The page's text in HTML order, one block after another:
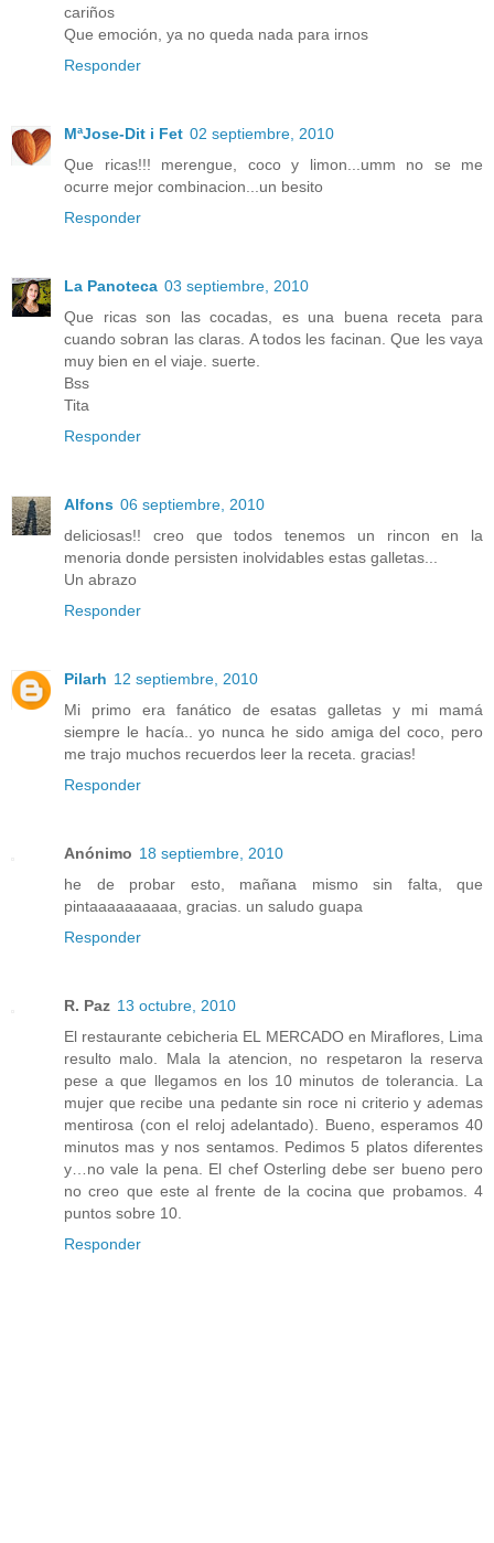
cariños
Que emoción, ya no queda nada para irnos
Responder
MªJose-Dit i Fet 02 septiembre, 2010
Que ricas!!! merengue, coco y limon...umm no se me
ocurre mejor combinacion...un besito
Responder
La Panoteca 03 septiembre, 2010
Que ricas son las cocadas, es una buena receta para
cuando sobran las claras. A todos les facinan. Que les vaya
muy bien en el viaje. suerte.
Bss
Tita
Responder
Alfons 06 septiembre, 2010
deliciosas!! creo que todos tenemos un rincon en la
menoria donde persisten inolvidables estas galletas...
Un abrazo
Responder
Pilarh 12 septiembre, 2010
Mi primo era fanático de esatas galletas y mi mamá
siempre le hacía.. yo nunca he sido amiga del coco, pero
me trajo muchos recuerdos leer la receta. gracias!
Responder
Anónimo 18 septiembre, 2010
he de probar esto, mañana mismo sin falta, que
pintaaaaaaaaaa, gracias. un saludo guapa
Responder
R. Paz 13 octubre, 2010
El restaurante cebicheria EL MERCADO en Miraflores, Lima
resulto malo. Mala la atencion, no respetaron la reserva
pese a que llegamos en los 10 minutos de tolerancia. La
mujer que recibe una pedante sin roce ni criterio y ademas
mentirosa (con el reloj adelantado). Bueno, esperamos 40
minutos mas y nos sentamos. Pedimos 5 platos diferentes
y…no vale la pena. El chef Osterling debe ser bueno pero
no creo que este al frente de la cocina que probamos. 4
puntos sobre 10.
Responder